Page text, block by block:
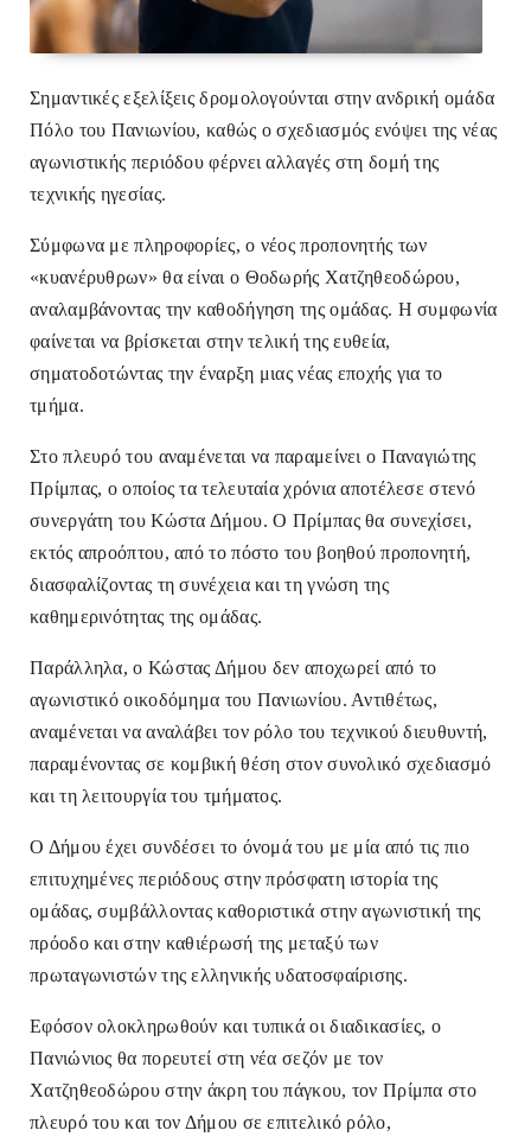
Σημαντικές εξελίξεις δρομολογούνται στην ανδρική ομάδα
Πόλο του Πανιωνίου, καθώς ο σχεδιασμός ενόψει της νέας
αγωνιστικής περιόδου φέρνει αλλαγές στη δομή της
τεχνικής ηγεσίας.
Σύμφωνα με πληροφορίες, ο νέος προπονητής των
«κυανέρυθρων» θα είναι ο Θοδωρής Χατζηθεοδώρου,
αναλαμβάνοντας την καθοδήγηση της ομάδας. Η συμφωνία
φαίνεται να βρίσκεται στην τελική της ευθεία,
σηματοδοτώντας την έναρξη μιας νέας εποχής για το
τμήμα.
Στο πλευρό του αναμένεται να παραμείνει ο Παναγιώτης
Πρίμπας, ο οποίος τα τελευταία χρόνια αποτέλεσε στενό
συνεργάτη του Κώστα Δήμου. Ο Πρίμπας θα συνεχίσει,
εκτός απροόπτου, από το πόστο του βοηθού προπονητή,
διασφαλίζοντας τη συνέχεια και τη γνώση της
καθημερινότητας της ομάδας.
Παράλληλα, ο Κώστας Δήμου δεν αποχωρεί από το
αγωνιστικό οικοδόμημα του Πανιωνίου. Αντιθέτως,
αναμένεται να αναλάβει τον ρόλο του τεχνικού διευθυντή,
παραμένοντας σε κομβική θέση στον συνολικό σχεδιασμό
και τη λειτουργία του τμήματος.
Ο Δήμου έχει συνδέσει το όνομά του με μία από τις πιο
επιτυχημένες περιόδους στην πρόσφατη ιστορία της
ομάδας, συμβάλλοντας καθοριστικά στην αγωνιστική της
πρόοδο και στην καθιέρωσή της μεταξύ των
πρωταγωνιστών της ελληνικής υδατοσφαίρισης.
Εφόσον ολοκληρωθούν και τυπικά οι διαδικασίες, ο
Πανιώνιος θα πορευτεί στη νέα σεζόν με τον
Χατζηθεοδώρου στην άκρη του πάγκου, τον Πρίμπα στο
πλευρό του και τον Δήμου σε επιτελικό ρόλο,